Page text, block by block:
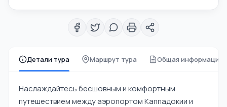
Детали тура Маршрут тура Общая информация
Наслаждайтесь бесшовным и комфортным
путешествием между аэропортом Каппадокии и